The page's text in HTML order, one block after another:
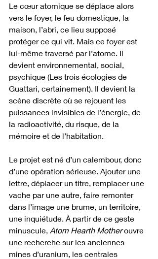
Le cœur atomique se déplace alors
vers le foyer, le feu domestique, la
maison, l’abri, ce lieu supposé
protéger ce qui vit. Mais ce foyer est
lui-même traversé par l’atome. Il
devient environnemental, social,
psychique (Les trois écologies de
Guattari, certainement). Il devient la
scène discrète où se rejouent les
puissances invisibles de l’énergie, de
la radioactivité, du risque, de la
mémoire et de l’habitation.
Le projet est né d’un calembour, donc
d’une opération sérieuse. Ajouter une
lettre, déplacer un titre, remplacer une
vache par une autre, faire remonter
dans l’image une brume, un territoire,
une inquiétude. À partir de ce geste
minuscule, Atom Hearth Mother ouvre
une recherche sur les anciennes
mines d’uranium, les centrales